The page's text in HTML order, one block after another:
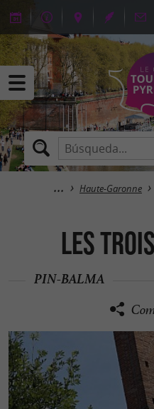
Haute-Garonne
LES
PIN-BALMA